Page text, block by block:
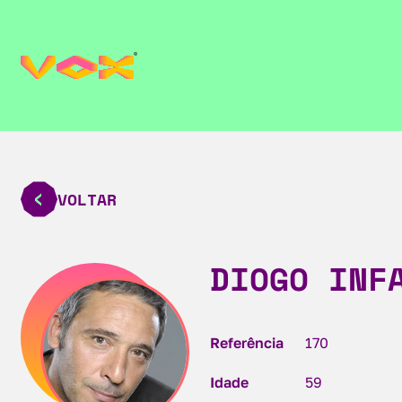
VOLTAR
DIOGO
Referência 170
Idade 59